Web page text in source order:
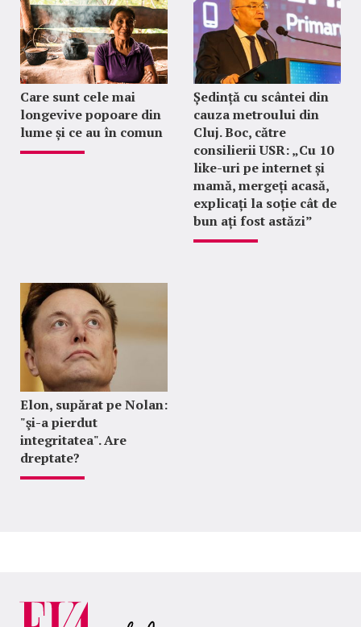
Care sunt cele mai
longevive popoare din
lume și ce au în comun
Ședință cu scântei din
cauza metroului din
Cluj. Boc, către
consilierii USR: „Cu 10
like-uri pe internet și
mamă, mergeți acasă,
explicați la soție cât de
bun ați fost astăzi”
Elon, supărat pe Nolan:
"şi-a pierdut
integritatea". Are
dreptate?